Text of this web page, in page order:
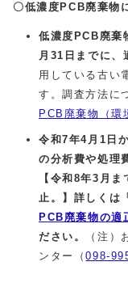
〇低濃度PCB廃棄物
低濃度PCB廃棄
月31日までに、
用している古い
す。調査方法に
PCB廃棄物（環
令和7年4月1日
の分析費や処理
【令和8年3月
止。】詳しくは「
PCB廃棄物の適
ださい。
（注
ンター（098-